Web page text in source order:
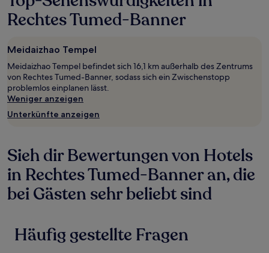
Rechtes Tumed-Banner
Meidaizhao Tempel
Meidaizhao Tempel befindet sich 16,1 km außerhalb des Zentrums
von Rechtes Tumed-Banner, sodass sich ein Zwischenstopp
problemlos einplanen lässt.
Weniger anzeigen
Unterkünfte anzeigen
Sieh dir Bewertungen von Hotels
in Rechtes Tumed-Banner an, die
bei Gästen sehr beliebt sind
Häufig gestellte Fragen